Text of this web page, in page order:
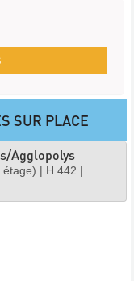
SUR PLACE
Agglopolys
étage) | H 442 |